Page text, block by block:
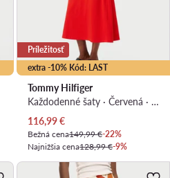
extra -10% Kód: LAST
Príležitosť
Tommy Hilfiger
Každodenné šaty · Červená · Midi
Aktuálna cena
116,99€
Bežná cena149,99 €-22%
Najnižšia cena128,99 €-9%